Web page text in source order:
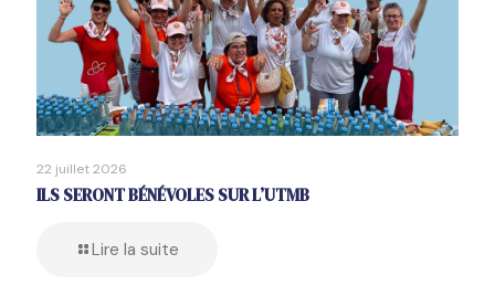
22 juillet 2026
ILS SERONT BÉNÉVOLES SUR L’UTMB
Lire la suite